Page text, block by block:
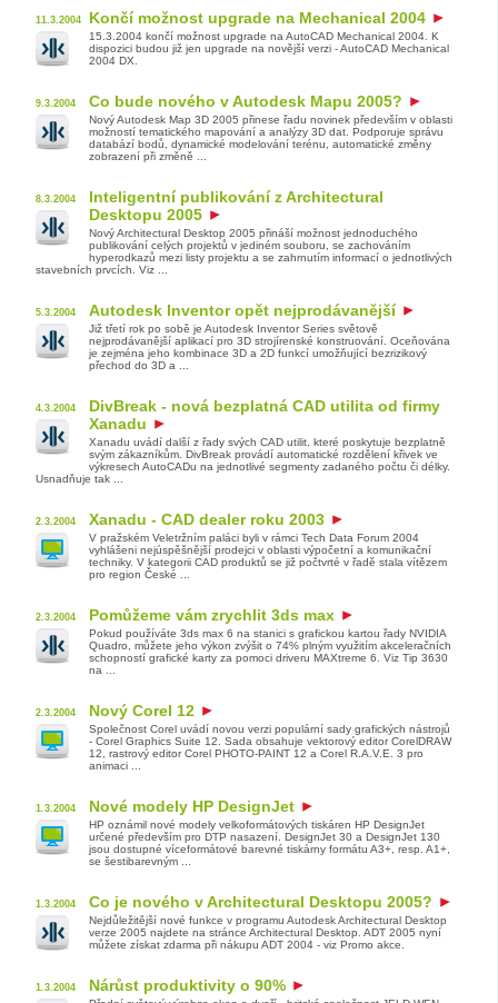
11.3.2004 Končí možnost upgrade na Mechanical 2004
15.3.2004 končí možnost upgrade na AutoCAD Mechanical 2004. K
dispozici budou již jen upgrade na novější verzi - AutoCAD Mechanical
2004 DX.
9.3.2004 Co bude nového v Autodesk Mapu 2005?
Nový Autodesk Map 3D 2005 přinese řadu novinek především v oblasti
možností tematického mapování a analýzy 3D dat. Podporuje správu
databází bodů, dynamické modelování terénu, automatické změny
zobrazení při změně ...
8.3.2004
Inteligentní publikování z Architectural
Desktopu 2005
Nový Architectural Desktop 2005 přináší možnost jednoduchého
publikování celých projektů v jediném souboru, se zachováním
hyperodkazů mezi listy projektu a se zahrnutím informací o jednotlivých
stavebních prvcích. Viz ...
5.3.2004 Autodesk Inventor opět nejprodávanější
Již třetí rok po sobě je Autodesk Inventor Series světově
nejprodávanější aplikací pro 3D strojírenské konstruování. Oceňována
je zejména jeho kombinace 3D a 2D funkcí umožňující bezrizikový
přechod do 3D a ...
4.3.2004
DivBreak - nová bezplatná CAD utilita od firmy
Xanadu
Xanadu uvádí další z řady svých CAD utilit, které poskytuje bezplatně
svým zákazníkům. DivBreak provádí automatické rozdělení křivek ve
výkresech AutoCADu na jednotlivé segmenty zadaného počtu či délky.
Usnadňuje tak ...
2.3.2004 Xanadu - CAD dealer roku 2003
V pražském Veletržním paláci byli v rámci Tech Data Forum 2004
vyhlášeni nejúspěšnější prodejci v oblasti výpočetní a komunikační
techniky. V kategorii CAD produktů se již počtvrté v řadě stala vítězem
pro region České ...
2.3.2004 Pomůžeme vám zrychlit 3ds max
Pokud používáte 3ds max 6 na stanici s grafickou kartou řady NVIDIA
Quadro, můžete jeho výkon zvýšit o 74% plným využitím akceleračních
schopností grafické karty za pomoci driveru MAXtreme 6. Viz Tip 3630
na ...
2.3.2004 Nový Corel 12
Společnost Corel uvádí novou verzi populární sady grafických nástrojů
- Corel Graphics Suite 12. Sada obsahuje vektorový editor CorelDRAW
12, rastrový editor Corel PHOTO-PAINT 12 a Corel R.A.V.E. 3 pro
animaci ...
1.3.2004 Nové modely HP DesignJet
HP oznámil nové modely velkoformátových tiskáren HP DesignJet
určené především pro DTP nasazení. DesignJet 30 a DesignJet 130
jsou dostupné víceformátové barevné tiskárny formátu A3+, resp. A1+,
se šestibarevným ...
1.3.2004 Co je nového v Architectural Desktopu 2005?
Nejdůležitější nové funkce v programu Autodesk Architectural Desktop
verze 2005 najdete na stránce Architectural Desktop. ADT 2005 nyní
můžete získat zdarma při nákupu ADT 2004 - viz Promo akce.
1.3.2004 Nárůst produktivity o 90%